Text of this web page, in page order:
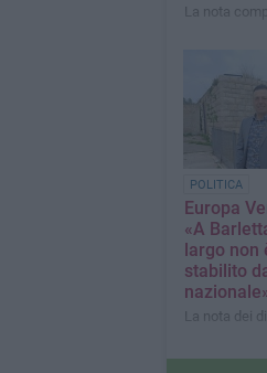
La nota
POLITICA
Europa
«A
largo non
stabilito
La nota dei